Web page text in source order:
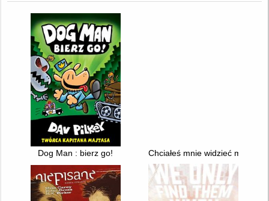
Dog Man : bierz go! Chciałeś mnie widzieć